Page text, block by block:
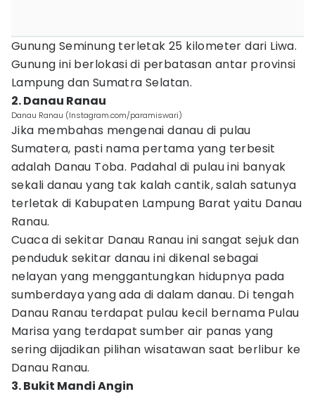
Gunung Seminung terletak 25 kilometer dari Liwa.
Gunung ini berlokasi di perbatasan antar provinsi
Lampung dan Sumatra Selatan.
2. Danau Ranau
Danau Ranau (Instagram.com/paramiswari)
Jika membahas mengenai danau di pulau
Sumatera, pasti nama pertama yang terbesit
adalah Danau Toba. Padahal di pulau ini banyak
sekali danau yang tak kalah cantik, salah satunya
terletak di Kabupaten Lampung Barat yaitu Danau
Ranau.
Cuaca di sekitar Danau Ranau ini sangat sejuk dan
penduduk sekitar danau ini dikenal sebagai
nelayan yang menggantungkan hidupnya pada
sumberdaya yang ada di dalam danau. Di tengah
Danau Ranau terdapat pulau kecil bernama Pulau
Marisa yang terdapat sumber air panas yang
sering dijadikan pilihan wisatawan saat berlibur ke
Danau Ranau.
3. Bukit Mandi Angin